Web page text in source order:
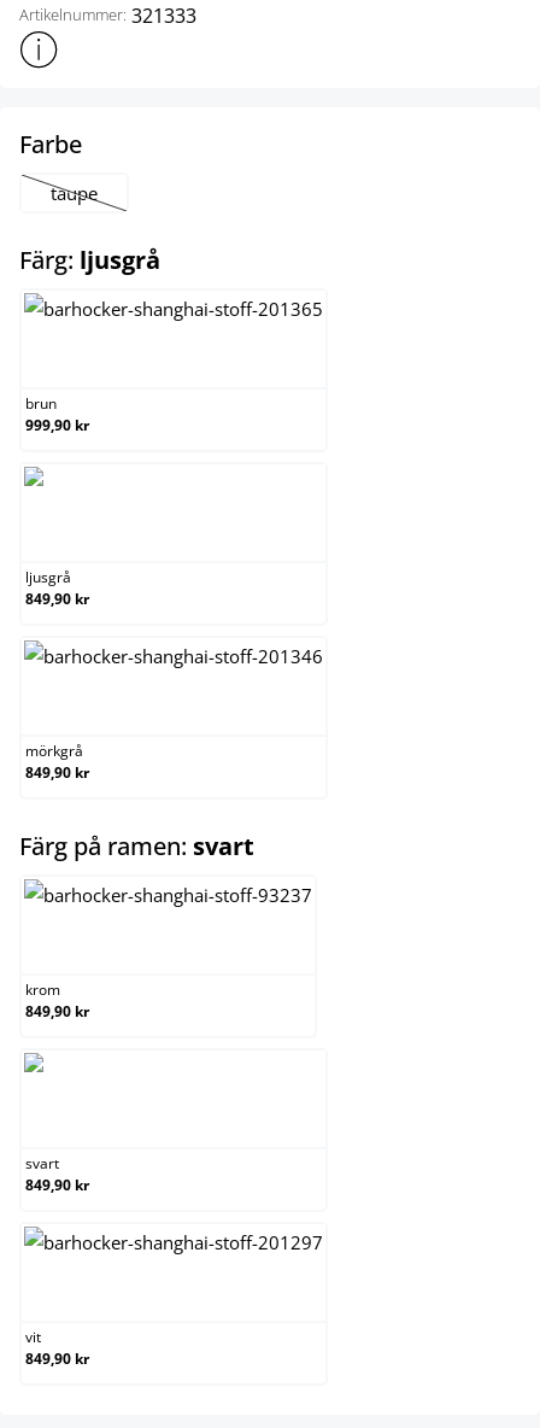
Artikelnummer: 321333
Visa mer produktinformation
Farbeselect
taupe
(Det här alternativet är för närvarande inte tillgängligt.)
Färg: ljusgrå
brun
999,90 kr
ljusgrå
849,90 kr
mörkgrå
849,90 kr
Färg på ramen: svart
krom
849,90 kr
svart
849,90 kr
vit
849,90 kr